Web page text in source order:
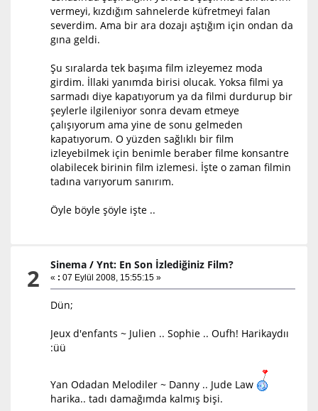
vermeyi, kızdığım sahnelerde küfretmeyi falan
severdim. Ama bir ara dozajı aştığım için ondan da
gına geldi.
Şu sıralarda tek başıma film izleyemez moda
girdim. İllaki yanımda birisi olucak. Yoksa filmi ya
sarmadı diye kapatıyorum ya da filmi durdurup bir
şeylerle ilgileniyor sonra devam etmeye
çalışıyorum ama yine de sonu gelmeden
kapatıyorum. O yüzden sağlıklı bir film
izleyebilmek için benimle beraber filme konsantre
olabilecek birinin film izlemesi. İşte o zaman filmin
tadına varıyorum sanırım.
Öyle böyle şöyle işte ..
2 Sinema /Ynt: En Son İzlediğiniz Film?
« : 07 Eylül 2008, 15:55:15 »
Dün;
Jeux d'enfants ~ Julien .. Sophie .. Oufh! Harikaydıı
:üü
Yan Odadan Melodiler ~ Danny .. Jude Law
harika.. tadı damağımda kalmış bişi.